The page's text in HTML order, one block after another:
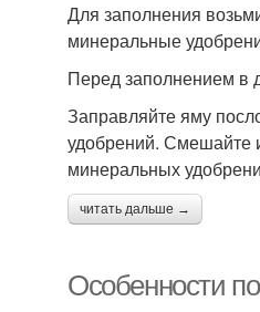
Для заполнения
минеральные
Перед заполнением в
Заправляйте яму
удобрений. Смешайте
минеральных
читать дальше →
Особенности